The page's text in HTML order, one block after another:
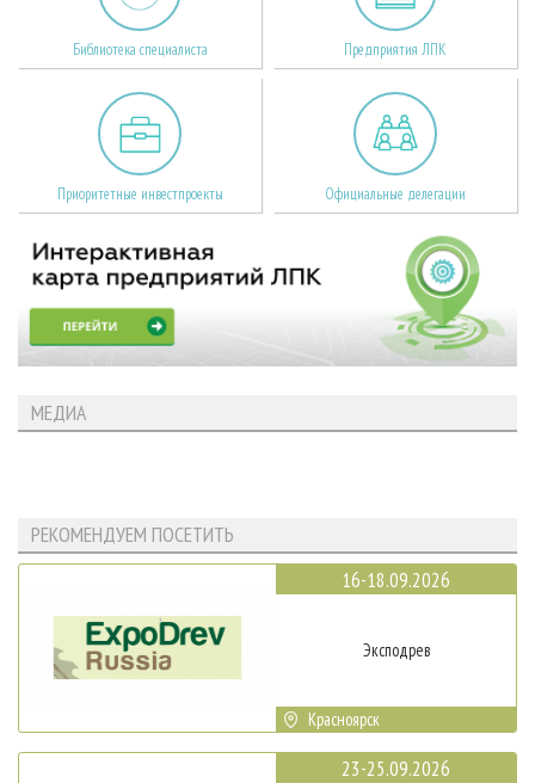
Библиотека специалиста Предприятия ЛПК
Приоритетные инвестпроекты Официальные делегации
МЕДИА
РЕКОМЕНДУЕМ ПОСЕТИТЬ
16-18.09.2026
Эксподрев
Красноярск
23-25.09.2026